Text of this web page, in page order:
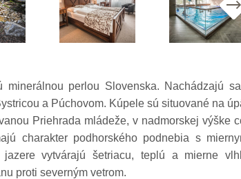
perlou Slovenska. Nachádzajú
a Púchovom. Kúpele sú situované na
Priehrada mládeže, v nadmorskej výške
charakter podhorského podnebia s
vytvárajú šetriacu, teplú a mierne
proti severným vetrom.